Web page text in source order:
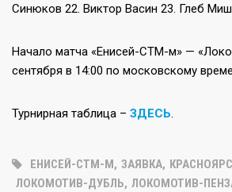
Синюков 22. Виктор Васин 23. Глеб
Начало матча «Енисей-СТМ-м» —
сентября в 14:00 по московскому
Турнирная таблица – ЗДЕСЬ.
ЕНИСЕЙ-СТМ-М, ЗАЯВКА,
ЛОКОМОТИВ-ДУБЛЬ, ЛОКОМОТИВ-